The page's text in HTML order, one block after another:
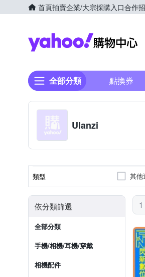
首頁拍賣企業/大宗採購入口合作
全部分類 點換券
Ulanzi
類型 其他
依分類篩選
全部分類
手機/相機/耳機/穿戴
相機配件